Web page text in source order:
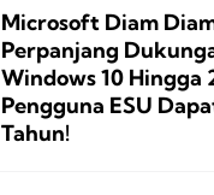
Microsoft Diam
Perpanjang
Windows 10 Hingga
Pengguna ESU
Tahun!